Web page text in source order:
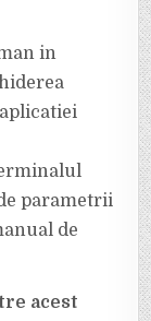
in
parametrii
de
acest